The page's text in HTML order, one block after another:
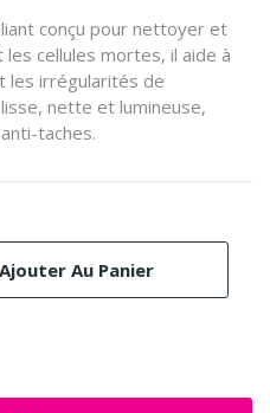
conçu pour nettoyer et
les cellules mortes, il aide à
les irrégularités de
nette et lumineuse,
taches.
Ajouter Au Panier